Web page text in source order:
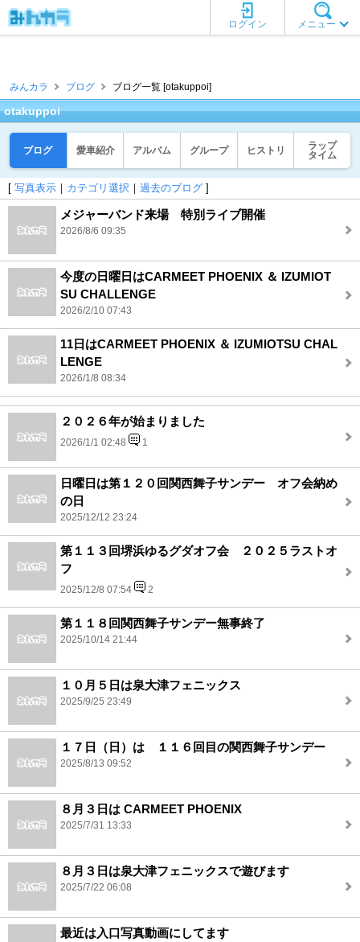
メニュー
ログイン
みんカラ ブログ ブログ一覧 [otakuppoi]
otakuppoi
ブログ 愛車紹介 アルバム グループ ヒストリ
ラップ
タイム
[ 写真表示 ｜ カテゴリ選択 ｜ 過去のブログ ]
メジャーバンド来場 特別ライブ開催
2026/8/6 09:35
今度の日曜日はCARMEET PHOENIX ＆ IZUMIOT
SU CHALLENGE
2026/2/10 07:43
11日はCARMEET PHOENIX ＆ IZUMIOTSU CHAL
LENGE
2026/1/8 08:34
２０２６年が始まりました
2026/1/1 02:48 1
日曜日は第１２０回関西舞子サンデー オフ会納め
の日
2025/12/12 23:24
第１１３回堺浜ゆるグダオフ会 ２０２５ラストオ
フ
2025/12/8 07:54 2
第１１８回関西舞子サンデー無事終了
2025/10/14 21:44
１０月５日は泉大津フェニックス
2025/9/25 23:49
１７日（日）は １１６回目の関西舞子サンデー
2025/8/13 09:52
８月３日は CARMEET PHOENIX
2025/7/31 13:33
８月３日は泉大津フェニックスで遊びます
2025/7/22 06:08
最近は入口写真動画にしてます